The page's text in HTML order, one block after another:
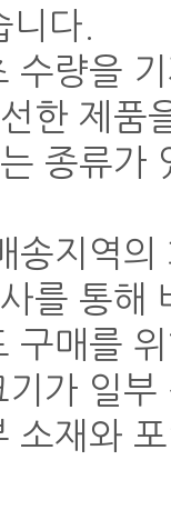
다.
량을
한 제품
종류가
지역의
를 통해
매를
가 일
재와